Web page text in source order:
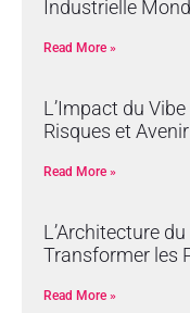
Industrielle
Read More »
L’Impact du
Risques et
Read More »
L’Architecture
Transformer les
Read More »